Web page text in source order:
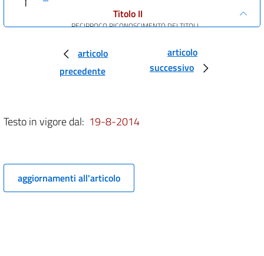
Titolo II
RECIPROCO RICONOSCIMENTO DEI TITOLI
Diplomi, certificati ed altri titoli di medico chirurgo specialista
comuni a tutti gli Stati membri e propri di due o più Stati membri.
Titolo II
6
Titolo II
articolo
precedente
articolo
successivo
Testo in vigore dal: 19-8-2014
aggiornamenti all'articolo